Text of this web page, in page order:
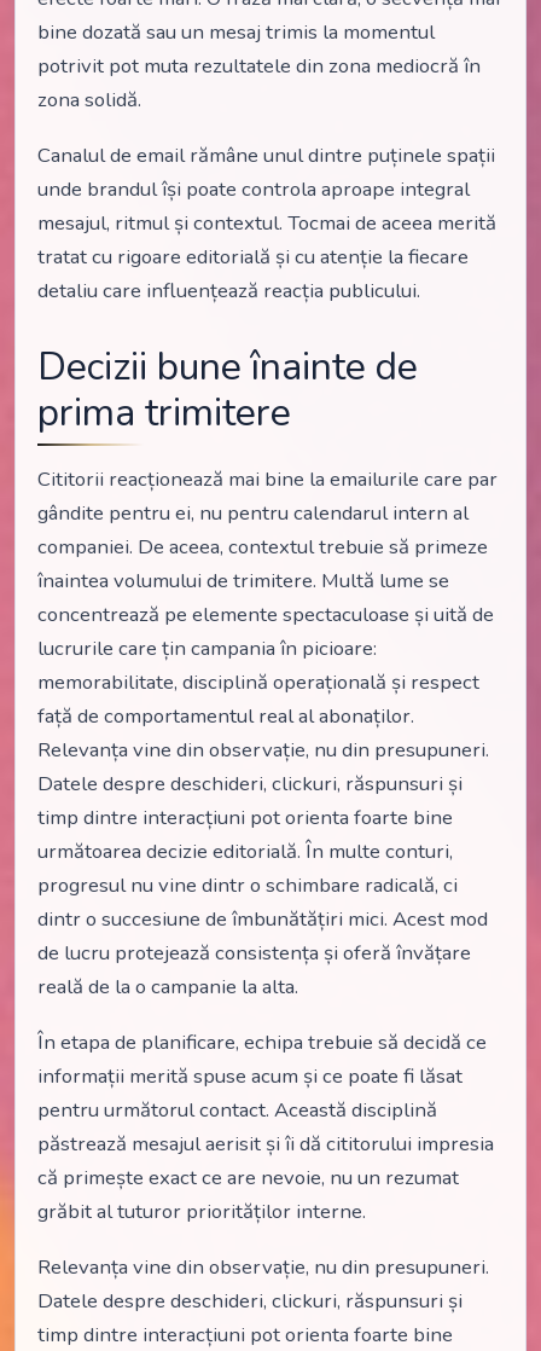
bine dozată sau un mesaj trimis la momentul
potrivit pot muta rezultatele din zona mediocră în
zona solidă.
Canalul de email rămâne unul dintre puținele spații
unde brandul își poate controla aproape integral
mesajul, ritmul și contextul. Tocmai de aceea merită
tratat cu rigoare editorială și cu atenție la fiecare
detaliu care influențează reacția publicului.
Decizii bune înainte de
prima trimitere
Cititorii reacționează mai bine la emailurile care par
gândite pentru ei, nu pentru calendarul intern al
companiei. De aceea, contextul trebuie să primeze
înaintea volumului de trimitere. Multă lume se
concentrează pe elemente spectaculoase și uită de
lucrurile care țin campania în picioare:
memorabilitate, disciplină operațională și respect
față de comportamentul real al abonaților.
Relevanța vine din observație, nu din presupuneri.
Datele despre deschideri, clickuri, răspunsuri și
timp dintre interacțiuni pot orienta foarte bine
următoarea decizie editorială. În multe conturi,
progresul nu vine dintr o schimbare radicală, ci
dintr o succesiune de îmbunătățiri mici. Acest mod
de lucru protejează consistența și oferă învățare
reală de la o campanie la alta.
În etapa de planificare, echipa trebuie să decidă ce
informații merită spuse acum și ce poate fi lăsat
pentru următorul contact. Această disciplină
păstrează mesajul aerisit și îi dă cititorului impresia
că primește exact ce are nevoie, nu un rezumat
grăbit al tuturor priorităților interne.
Relevanța vine din observație, nu din presupuneri.
Datele despre deschideri, clickuri, răspunsuri și
timp dintre interacțiuni pot orienta foarte bine